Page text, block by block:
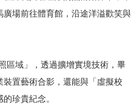
場前往體育館，沿途洋溢歡笑與
區域」，透過擴增實境技術，畢
置藝術合影，還能與「虛擬校
珍貴紀念。